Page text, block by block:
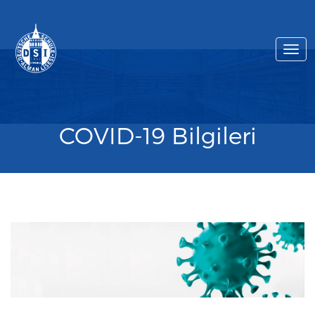
COVID-19 Bilgileri